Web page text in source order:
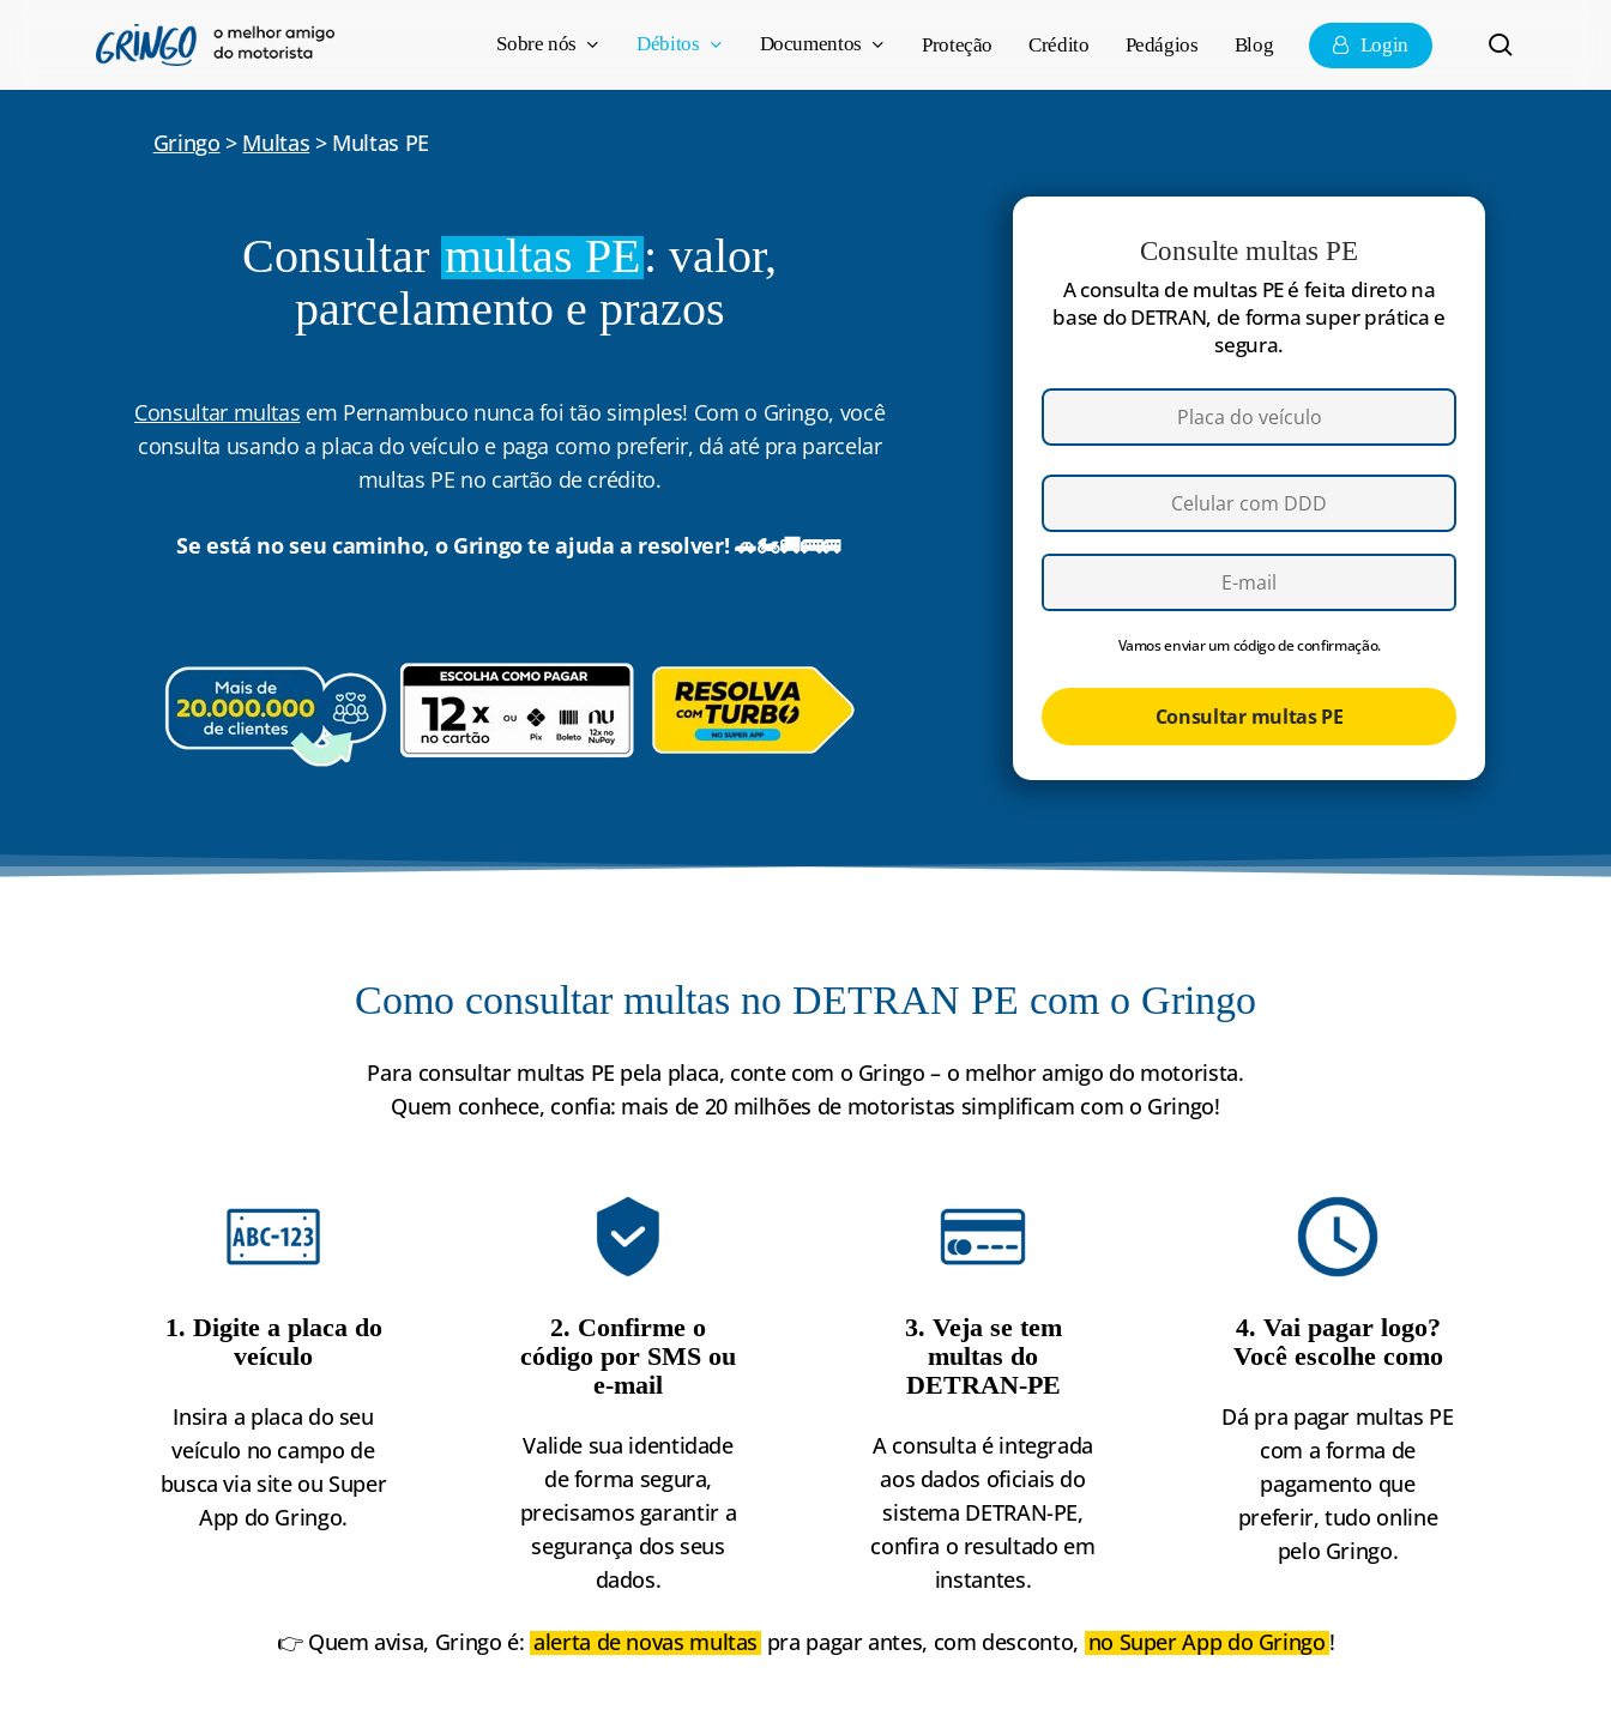
o
Sobre nós Débitos Documentos Proteção Crédito Pedágios Blog Login
Gringo > Multas > Multas PE
Consultar multas PE: valor,
parcelamento e prazos
Consultar multas em Pernambuco nunca foi tão simples! Com o Gringo, você
consulta usando a placa do veículo e paga como preferir, dá até pra parcelar
multas PE no cartão de crédito.
Se está no seu caminho, o Gringo te ajuda a resolver! 🚗🏍️🚚🚌🚐
Consulte multas PE
A consulta de multas PE é feita direto na
base do DETRAN, de forma super prática e
segura.
Vamos enviar um código de confirmação.
Consultar multas PE
Como consultar multas no DETRAN PE com o Gringo
Para consultar multas PE pela placa, conte com o Gringo – o melhor amigo do motorista.
Quem conhece, confia: mais de 20 milhões de motoristas simplificam com o Gringo!
1. Digite a placa do
veículo
Insira a placa do seu
veículo no campo de
busca via site ou Super
App do Gringo.
2. Confirme o
código por SMS ou
e-mail
Valide sua identidade
de forma segura,
precisamos garantir a
segurança dos seus
dados.
3. Veja se tem
multas do
DETRAN-PE
A consulta é integrada
aos dados oficiais do
sistema DETRAN-PE,
confira o resultado em
instantes.
4. Vai pagar logo?
Você escolhe como
Dá pra pagar multas PE
com a forma de
pagamento que
preferir, tudo online
pelo Gringo.
👉 Quem avisa, Gringo é: alerta de novas multas pra pagar antes, com desconto, no Super App do Gringo !